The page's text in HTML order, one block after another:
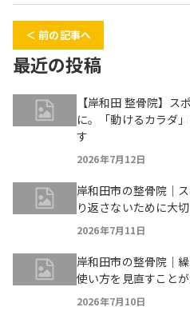
＜ 前の記事へ
最近の投稿
【岸和田 整骨院】ス
に。「動けるカラダ
す
2026年7月12日
岸和田市の整骨院｜
り返さないために大
2026年7月11日
岸和田市の整骨院｜
使い方を見直すこと
2026年7月10日